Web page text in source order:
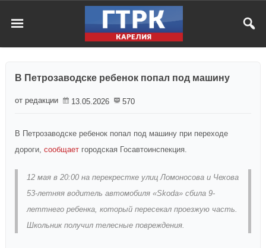
В Петрозаводске ребенок попал под машину
от редакции 13.05.2026 570
В Петрозаводске ребенок попал под машину при переходе
дороги, сообщает городская Госавтоинспекция.
12 мая в 20:00 на перекрестке улиц Ломоносова и Чехова
53-летняя водитель автомобиля «Skoda» сбила 9-
леттнего ребенка, который пересекал проезжую часть.
Школьник получил телесные повреждения.